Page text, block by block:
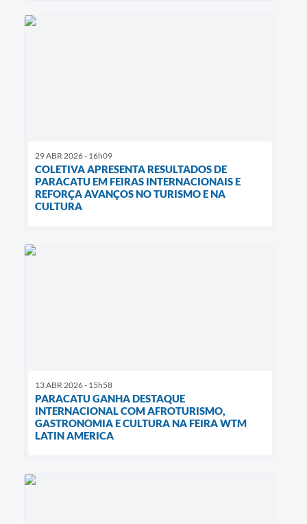
29 ABR 2026 - 16h09
COLETIVA APRESENTA RESULTADOS DE
PARACATU EM FEIRAS INTERNACIONAIS E
REFORÇA AVANÇOS NO TURISMO E NA
CULTURA
13 ABR 2026 - 15h58
PARACATU GANHA DESTAQUE
INTERNACIONAL COM AFROTURISMO,
GASTRONOMIA E CULTURA NA FEIRA WTM
LATIN AMERICA